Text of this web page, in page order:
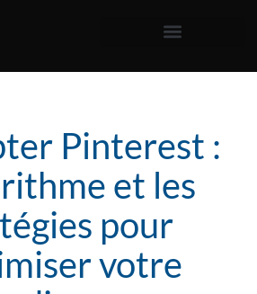
Pinterest :
et les
pour
votre